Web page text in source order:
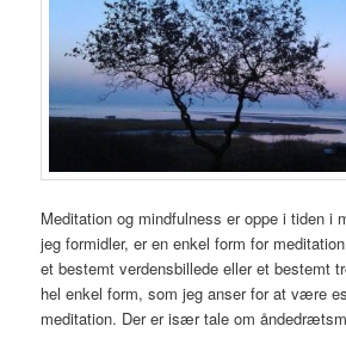
Meditation og mindfulness er oppe i tiden i
jeg formidler, er en enkel form for
et bestemt verdensbillede eller et bestemt
hel enkel form, som jeg anser for at være
meditation. Der er især tale om